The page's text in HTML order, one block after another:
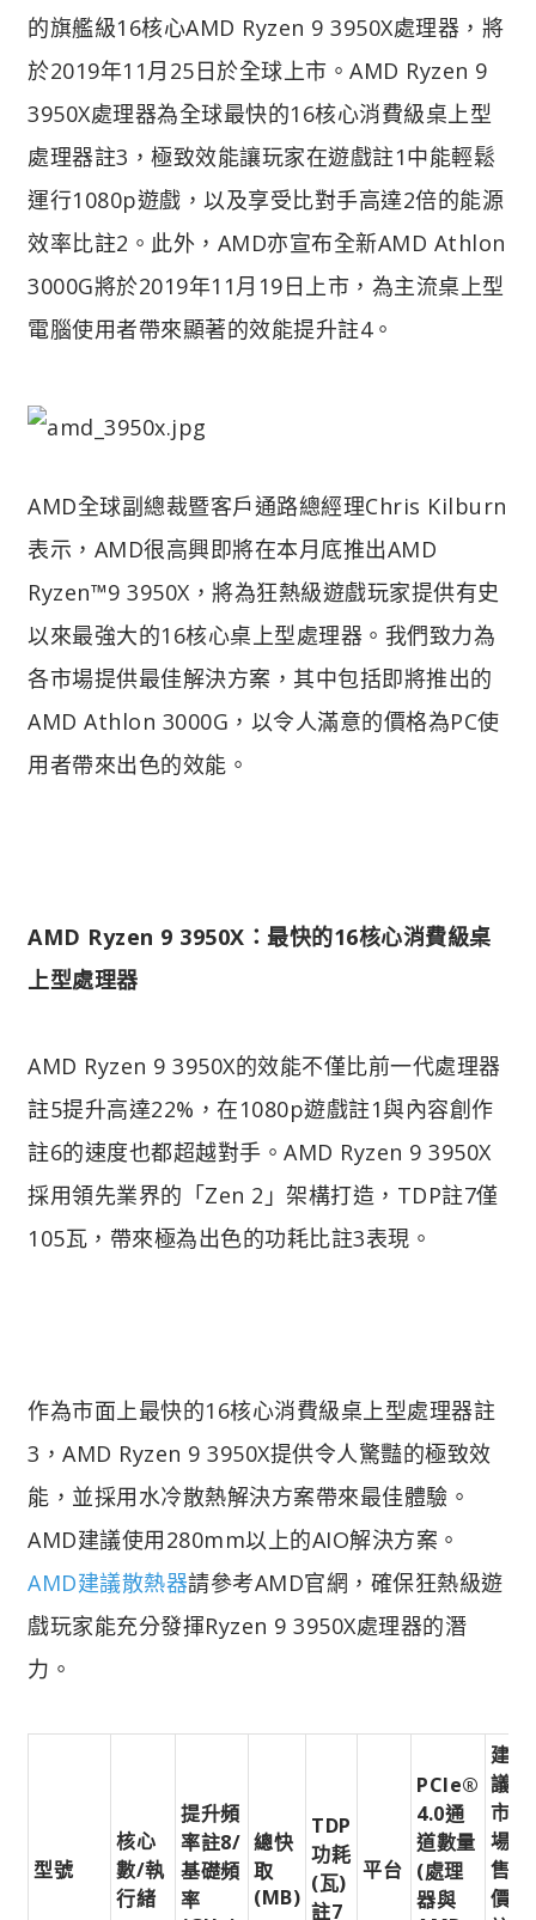
的旗艦級16核心AMD Ryzen 9 3950X處理器，將
於2019年11月25日於全球上市。AMD Ryzen 9
3950X處理器為全球最快的16核心消費級桌上型
處理器註3，極致效能讓玩家在遊戲註1中能輕鬆
運行1080p遊戲，以及享受比對手高達2倍的能源
效率比註2。此外，AMD亦宣布全新AMD Athlon
3000G將於2019年11月19日上市，為主流桌上型
電腦使用者帶來顯著的效能提升註4。
AMD全球副總裁暨客戶通路總經理Chris Kilburn
表示，AMD很高興即將在本月底推出AMD
Ryzen™9 3950X，將為狂熱級遊戲玩家提供有史
以來最強大的16核心桌上型處理器。我們致力為
各市場提供最佳解決方案，其中包括即將推出的
AMD Athlon 3000G，以令人滿意的價格為PC使
用者帶來出色的效能。
AMD Ryzen 9 3950X：最快的16核心消費級桌
上型處理器
AMD Ryzen 9 3950X的效能不僅比前一代處理器
註5提升高達22%，在1080p遊戲註1與內容創作
註6的速度也都超越對手。AMD Ryzen 9 3950X
採用領先業界的「Zen 2」架構打造，TDP註7僅
105瓦，帶來極為出色的功耗比註3表現。
作為市面上最快的16核心消費級桌上型處理器註
3，AMD Ryzen 9 3950X提供令人驚豔的極致效
能，並採用水冷散熱解決方案帶來最佳體驗。
AMD建議使用280mm以上的AIO解決方案。
AMD建議散熱器請參考AMD官網，確保狂熱級遊
戲玩家能充分發揮Ryzen 9 3950X處理器的潛
力。
型號
核心
數/執
行緒
提升頻
率註8/
基礎頻
率
總快
取
(MB)
TDP
功耗
(瓦)
註7
平台
PCIe®
4.0通
道數量
(處理
器與
建
議
市
場
售
價